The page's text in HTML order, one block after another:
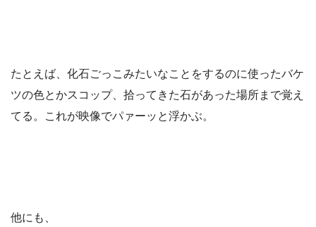
たとえば、化石ごっこみたいなことをするのに使ったバケ
ツの色とかスコップ、拾ってきた石があった場所まで覚え
てる。これが映像でパァーッと浮かぶ。
他にも、